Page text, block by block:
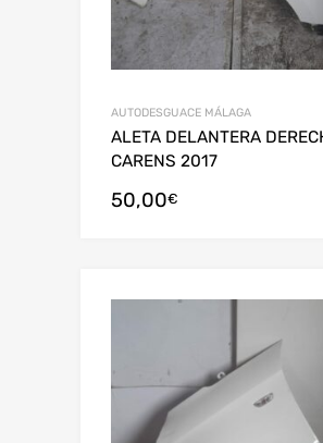
AUTODESGUACE MÁLAGA
ALETA DELANTERA
CARENS 2017
50,00€